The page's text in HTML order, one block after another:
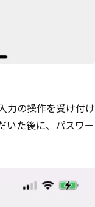
力の操作を受け付け
いた後に、パスワー